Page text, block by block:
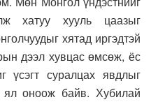
хатуу хууль цаазыг
хятад иргэдтэй
дээл хувцас өмсөж, ёс
үсэгт суралцах явдлыг
ял оноож байв. Хубилай